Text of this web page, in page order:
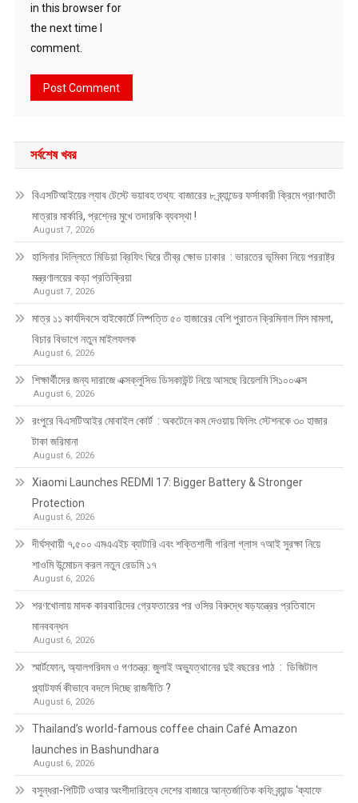
in this browser for
the next time I
comment.
সর্বশেষ খবর
বিএসটিআইয়ের ল্যাব টেস্টে ভয়াবহ তথ্য: বাজারের ৮ ব্র্যান্ডের ফর্সাকারী ক্রিমে প্রাণঘাতী
মাত্রার মার্কারি, প্রশ্নের মুখে তদারকি ব্যবস্থা !
August 7, 2026
হাসিনার দিল্লিতে মিডিয়া ব্রিফিং ঘিরে তীব্র ক্ষোভ ঢাকার : ভারতের ভূমিকা নিয়ে পররাষ্ট্র
মন্ত্রণালয়ের কড়া প্রতিক্রিয়া
August 7, 2026
মাত্র ১১ কার্যদিবসে হাইকোর্টে নিষ্পত্তি ৫০ হাজারের বেশি পুরাতন ক্রিমিনাল মিস মামলা,
বিচার বিভাগে নতুন মাইলফলক
August 6, 2026
শিক্ষার্থীদের জন্য দারাজে এক্সক্লুসিভ ডিসকাউন্ট নিয়ে আসছে রিয়েলমি সি১০০এক্স
August 6, 2026
রংপুরে বিএসটিআইর মোবাইল কোর্ট : অকটেনে কম দেওয়ায় ফিলিং স্টেশনকে ৩০ হাজার
টাকা জরিমানা
August 6, 2026
Xiaomi Launches REDMI 17: Bigger Battery & Stronger
Protection
August 6, 2026
দীর্ঘস্থায়ী ৭,৫০০ এমএএইচ ব্যাটারি এবং শক্তিশালী গরিলা গ্লাস ৭আই সুরক্ষা নিয়ে
শাওমি উন্মোচন করল নতুন রেডমি ১৭
August 6, 2026
শরণখোলায় মাদক কারবারিদের গ্রেফতারের পর ওসির বিরুদ্ধে ষড়যন্ত্রের প্রতিবাদে
মানববন্ধন
August 6, 2026
স্মার্টফোন, অ্যালগরিদম ও গণতন্ত্র: জুলাই অভ্যুত্থানের দুই বছরের পাঠ : ডিজিটাল
প্ল্যাটফর্ম কীভাবে বদলে দিচ্ছে রাজনীতি ?
August 6, 2026
Thailand’s world-famous coffee chain Café Amazon
launches in Bashundhara
August 6, 2026
বসুন্ধরা-পিটিটি ওআর অংশীদারিত্বে দেশের বাজারে আন্তর্জাতিক কফি ব্র্যান্ড ‘ক্যাফে